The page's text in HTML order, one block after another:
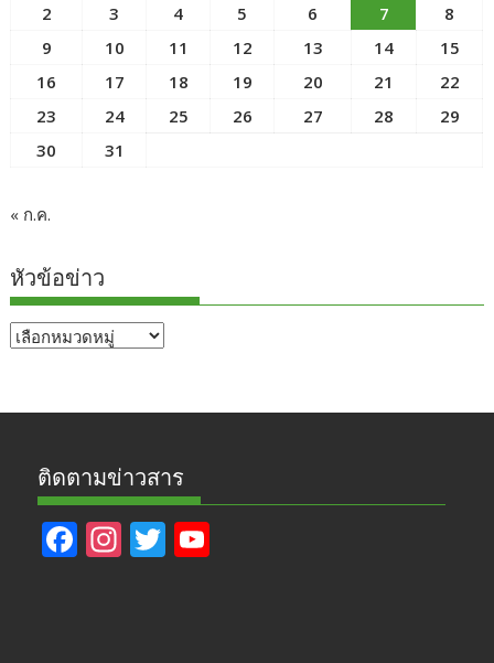
2
3 4 5 6 7
8
9
10 11 12 13 14
15
16
17 18 19 20 21
22
23
24 25 26 27 28
29
30
31
« ก.ค.
หัวข้อข่าว
หัวข้อ
ติดตามข่าวสาร
F
ac
In
st
T
w